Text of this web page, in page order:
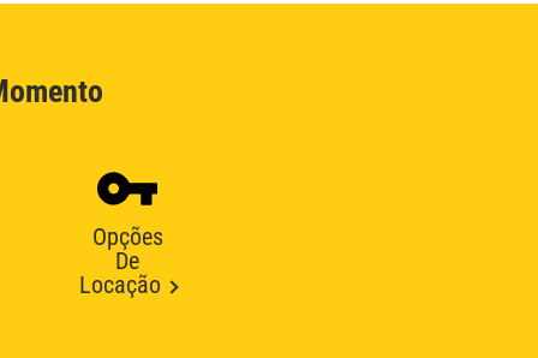
Opções
De
Locação